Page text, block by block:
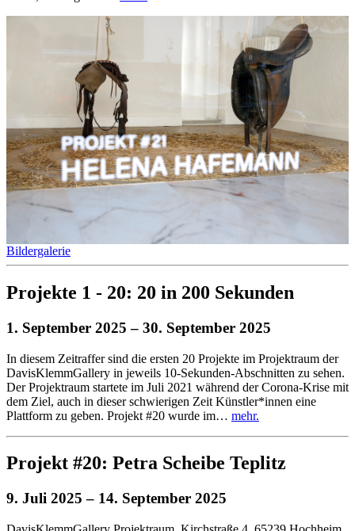
Bildergalerie
Projekte 1 - 20: 20 in 200 Sekunden
1. September 2025 – 30. September 2025
In diesem Zeitraffer sind die ersten 20 Projekte im Projektraum der
DavisKlemmGallery in jeweils 10-Sekunden-Abschnitten zu sehen.
Der Projektraum startete im Juli 2021 während der Corona-Krise mit
dem Ziel, auch in dieser schwierigen Zeit Künstler*innen eine
Plattform zu geben. Projekt #20 wurde im… mehr.
Projekt #20: Petra Scheibe Teplitz
9. Juli 2025 – 14. September 2025